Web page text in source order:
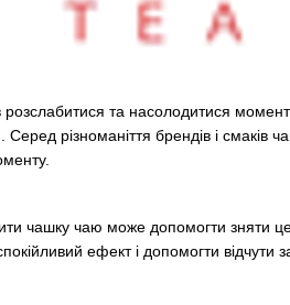
розслабитися та насолодитися
різноманіття брендів і смаків
чашку чаю може допомогти зняти
ефект і допомогти відчути